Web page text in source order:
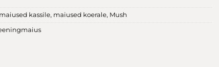
maiused kassile, maiused koerale, Mush